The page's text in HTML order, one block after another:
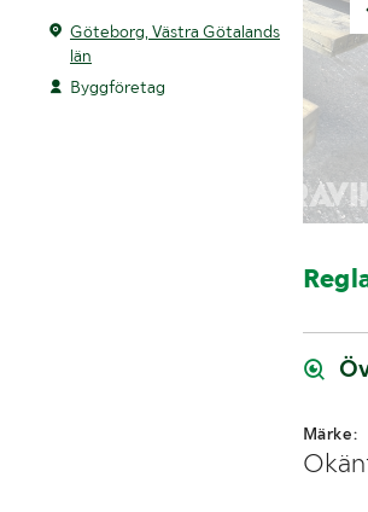
Göteborg, Västra Götalands
län
Byggföretag
Märke: